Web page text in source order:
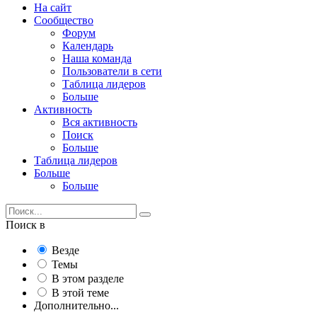
На сайт
Сообщество
Форум
Календарь
Наша команда
Пользователи в сети
Таблица лидеров
Больше
Активность
Вся активность
Поиск
Больше
Таблица лидеров
Больше
Больше
Поиск в
Везде
Темы
В этом разделе
В этой теме
Дополнительно...